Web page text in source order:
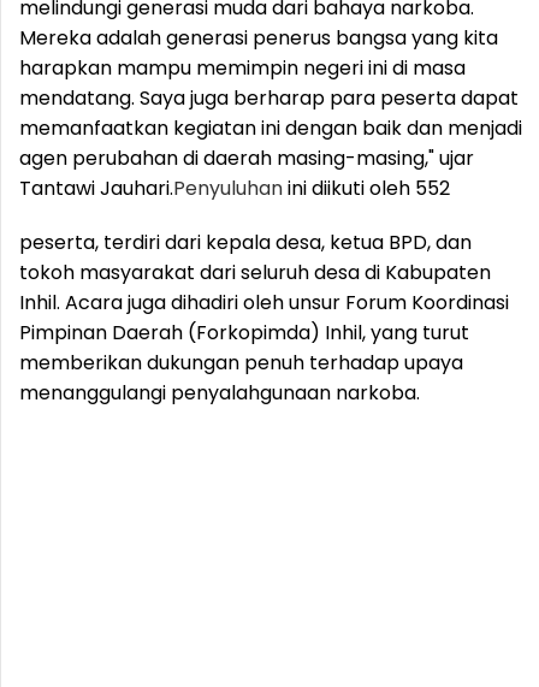
melindungi generasi muda dari bahaya narkoba.
Mereka adalah generasi penerus bangsa yang kita
harapkan mampu memimpin negeri ini di masa
mendatang. Saya juga berharap para peserta dapat
memanfaatkan kegiatan ini dengan baik dan menjadi
agen perubahan di daerah masing-masing," ujar
Tantawi Jauhari.Penyuluhanini diikuti oleh 552
peserta, terdiri dari kepala desa, ketua BPD, dan
tokoh masyarakat dari seluruh desa di Kabupaten
Inhil. Acara juga dihadiri oleh unsur Forum Koordinasi
Pimpinan Daerah (Forkopimda) Inhil, yang turut
memberikan dukungan penuh terhadap upaya
menanggulangi penyalahgunaan narkoba.